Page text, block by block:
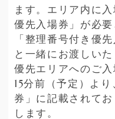
ます。エリア内に
優先入場券」が必要
「整理番号付き優
と一緒にお渡しいた
優先エリアへのご
15分前（予定）よ
券」に記載されて
します。